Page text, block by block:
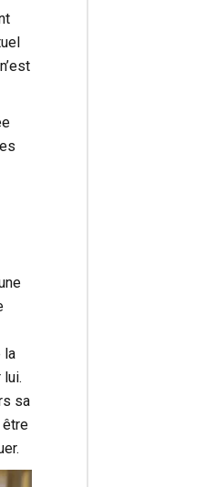
la
sa
être